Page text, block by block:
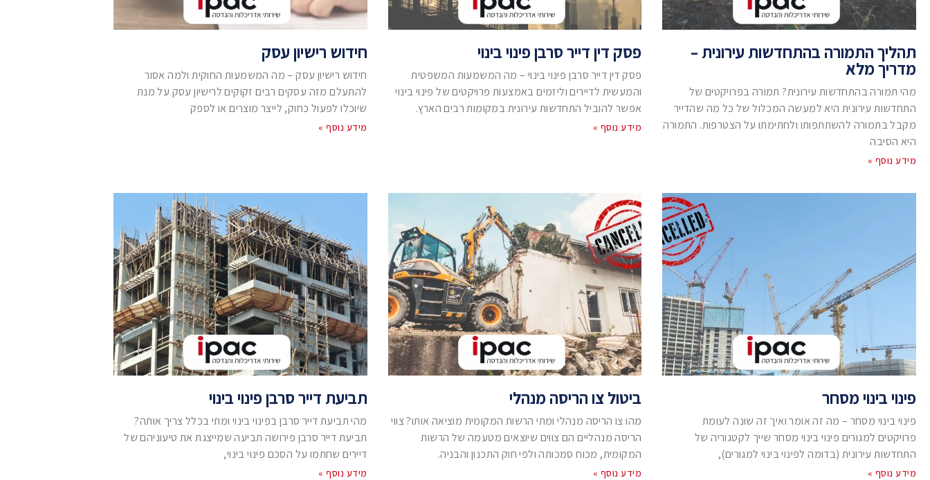
תהליך התמורה בהתחדשות עירונית –
מדריך מלא
מהי תמורה בהתחדשות עירונית? תמורה בפרויקטים של
התחדשות עירונית היא למעשה המכלול של כל מה שהדייר
מקבל בתמורה להשתתפותו ולחתימתו על הצטרפות. התמורה
היא הסיבה
מידע נוסף »
פסק דין דייר סרבן פינוי בינוי
פסק דין דייר סרבן פינוי בינוי – מה המשמעות המשפטית
והמעשית לדיירים וליזמים באמצעות פרויקטים של פינוי בינוי
אפשר להוביל התחדשות עירונית במקומות רבים הארץ.
מידע נוסף »
חידוש רישיון עסק
חידוש רישיון עסק – מה המשמעות החוקית ולמה אסור
להתעלם מזה עסקים רבים זקוקים לרישיון עסק על מנת
שיוכלו לפעול כחוק, לייצר מוצרים או לספק
מידע נוסף »
פינוי בינוי מסחר
פינוי בינוי מסחר – מה זה אומר ואיך זה שונה לעומת
פרויקטים למגורים פינוי בינוי מסחר שייך לקטגוריה של
התחדשות עירונית (בדומה לפינוי בינוי למגורים),
מידע נוסף »
ביטול צו הריסה מנהלי
מהו צו הריסה מנהלי ומתי הרשות המקומית מוציאה אותו? צווי
הריסה מנהליים הם צווים שיוצאים מטעמה של הרשות
המקומית, מכוח סמכותה ולפי חוק התכנון והבניה.
מידע נוסף »
תביעת דייר סרבן פינוי בינוי
מהי תביעת דייר סרבן בפינוי בינוי ומתי בכלל צריך אותה?
תביעת דייר סרבן פירושה תביעה שמייצגת את טיעוניהם של
דיירים שחתמו על הסכם פינוי בינוי,
מידע נוסף »